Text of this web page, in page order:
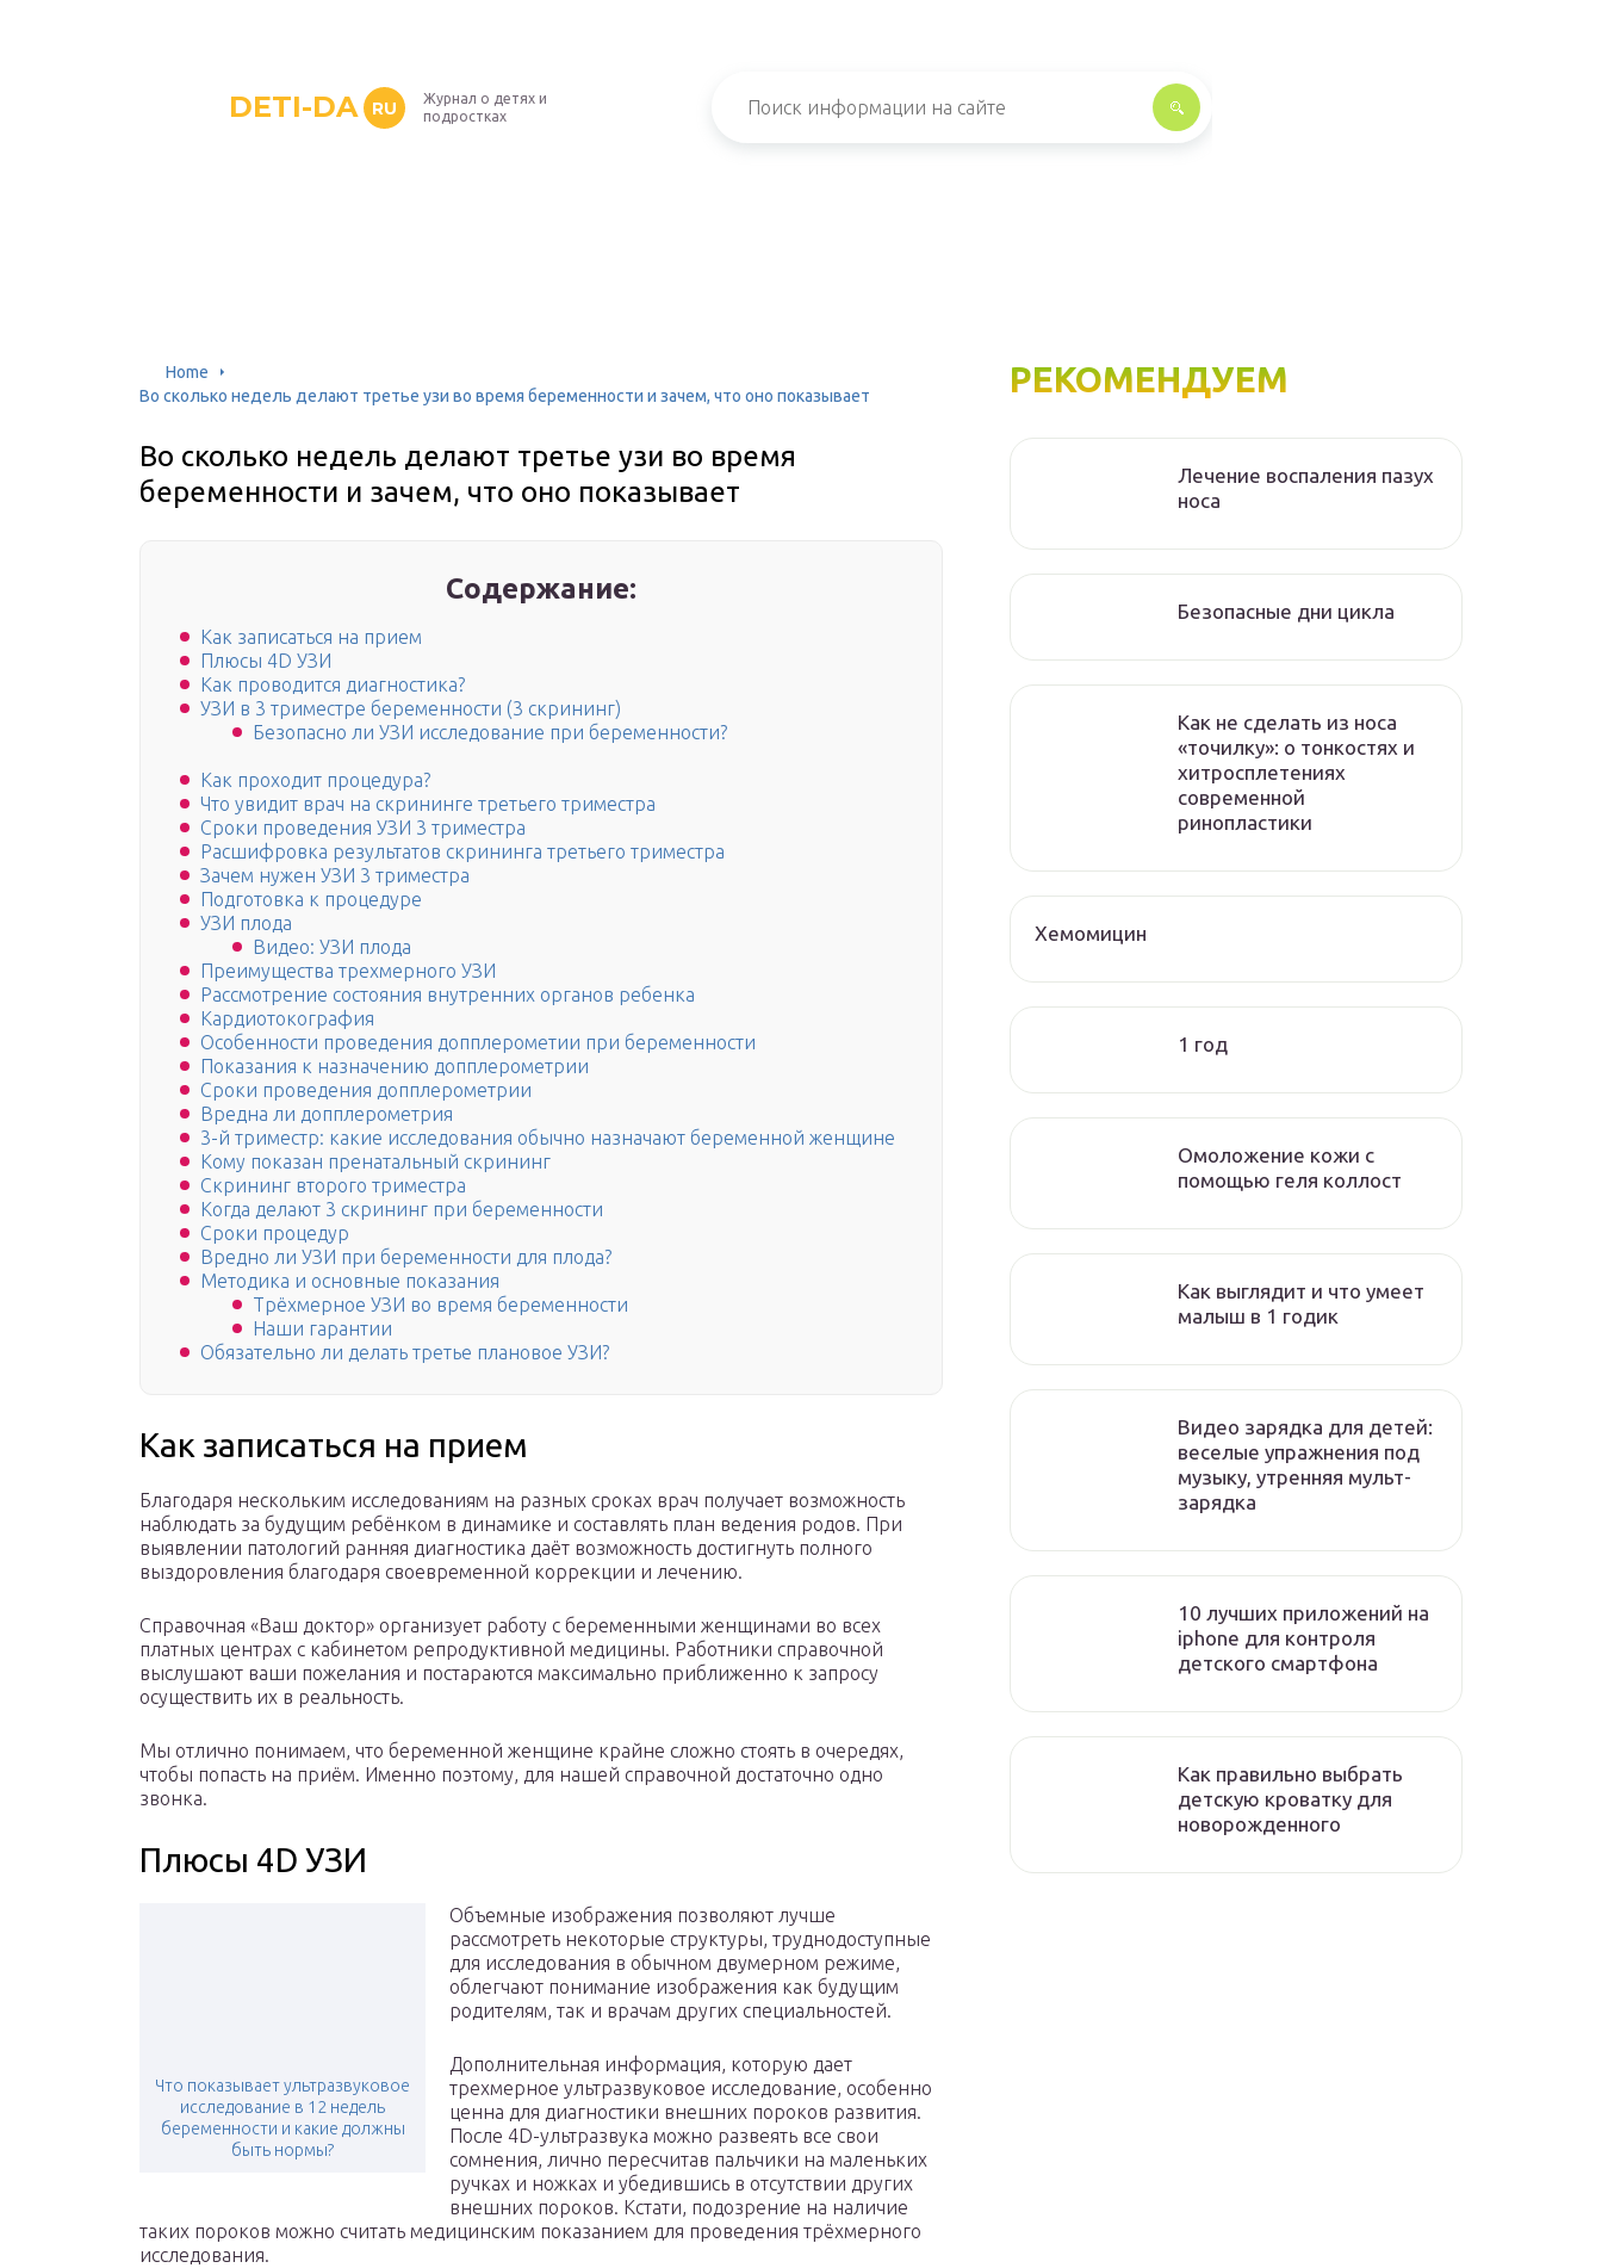
DETI-DA RU
Журнал о детях и
подростках
Home
Во сколько недель делают третье узи во время беременности и зачем, что оно показывает
Во сколько недель делают третье узи во время
беременности и зачем, что оно показывает
Содержание:
Как записаться на прием
Плюсы 4D УЗИ
Как проводится диагностика?
УЗИ в 3 триместре беременности (3 скрининг)
Безопасно ли УЗИ исследование при беременности?
Как проходит процедура?
Что увидит врач на скрининге третьего триместра
Сроки проведения УЗИ 3 триместра
Расшифровка результатов скрининга третьего триместра
Зачем нужен УЗИ 3 триместра
Подготовка к процедуре
УЗИ плода
Видео: УЗИ плода
Преимущества трехмерного УЗИ
Рассмотрение состояния внутренних органов ребенка
Кардиотокография
Особенности проведения допплерометии при беременности
Показания к назначению допплерометрии
Сроки проведения допплерометрии
Вредна ли допплерометрия
3-й триместр: какие исследования обычно назначают беременной женщине
Кому показан пренатальный скрининг
Скрининг второго триместра
Когда делают 3 скрининг при беременности
Сроки процедур
Вредно ли УЗИ при беременности для плода?
Методика и основные показания
Трёхмерное УЗИ во время беременности
Наши гарантии
Обязательно ли делать третье плановое УЗИ?
Как записаться на прием
Благодаря нескольким исследованиям на разных сроках врач получает возможность
наблюдать за будущим ребёнком в динамике и составлять план ведения родов. При
выявлении патологий ранняя диагностика даёт возможность достигнуть полного
выздоровления благодаря своевременной коррекции и лечению.
Справочная «Ваш доктор» организует работу с беременными женщинами во всех
платных центрах с кабинетом репродуктивной медицины. Работники справочной
выслушают ваши пожелания и постараются максимально приближенно к запросу
осуществить их в реальность.
Мы отлично понимаем, что беременной женщине крайне сложно стоять в очередях,
чтобы попасть на приём. Именно поэтому, для нашей справочной достаточно одно
звонка.
Плюсы 4D УЗИ
Что показывает ультразвуковое
исследование в 12 недель
беременности и какие должны
быть нормы?
Объемные изображения позволяют лучше
рассмотреть некоторые структуры, труднодоступные
для исследования в обычном двумерном режиме,
облегчают понимание изображения как будущим
родителям, так и врачам других специальностей.
Дополнительная информация, которую дает
трехмерное ультразвуковое исследование, особенно
ценна для диагностики внешних пороков развития.
После 4D-ультразвука можно развеять все свои
сомнения, лично пересчитав пальчики на маленьких
ручках и ножках и убедившись в отсутствии других
внешних пороков. Кстати, подозрение на наличие
таких пороков можно считать медицинским показанием для проведения трёхмерного
исследования.
РЕКОМЕНДУЕМ
Лечение воспаления пазух
носа
Безопасные дни цикла
Как не сделать из носа
«точилку»: о тонкостях и
хитросплетениях
современной
ринопластики
Хемомицин
1 год
Омоложение кожи с
помощью геля коллост
Как выглядит и что умеет
малыш в 1 годик
Видео зарядка для детей:
веселые упражнения под
музыку, утренняя мульт-
зарядка
10 лучших приложений на
iphone для контроля
детского смартфона
Как правильно выбрать
детскую кроватку для
новорожденного